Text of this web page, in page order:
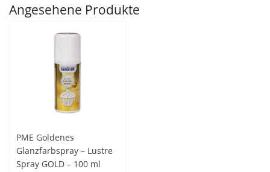
Angesehene Produkte
PME Goldenes
Glanzfarbspray – Lustre
Spray GOLD – 100 ml